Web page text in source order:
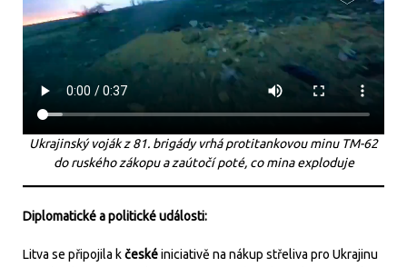
Ukrajinský voják z 81. brigády vrhá protitankovou minu TM-62
do ruského zákopu a zaútočí poté, co mina exploduje
Diplomatické a politické události:
Litva se připojila kčeskéiniciativě na nákup střeliva pro Ukrajinu